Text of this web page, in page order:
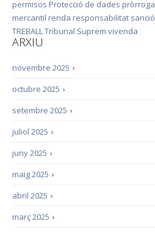
permisos Protecció de dades pròrroga
mercantil renda responsabilitat sanció
TREBALLTribunal Suprem vivenda
ARXIU
›
novembre 2025
›
octubre 2025
›
setembre 2025
›
juliol 2025
›
juny 2025
›
maig 2025
›
abril 2025
›
març 2025